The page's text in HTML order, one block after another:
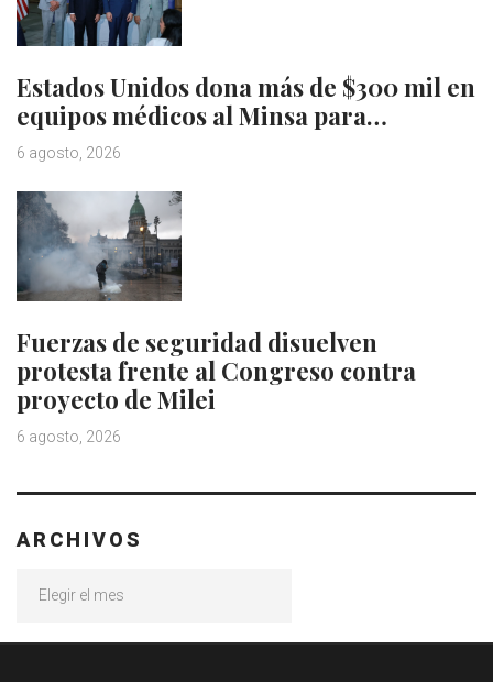
Estados Unidos dona más de $300 mil en
equipos médicos al Minsa para…
6 agosto, 2026
Fuerzas de seguridad disuelven
protesta frente al Congreso contra
proyecto de Milei
6 agosto, 2026
ARCHIVOS